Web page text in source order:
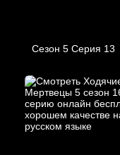
Сезон 5 Серия 13